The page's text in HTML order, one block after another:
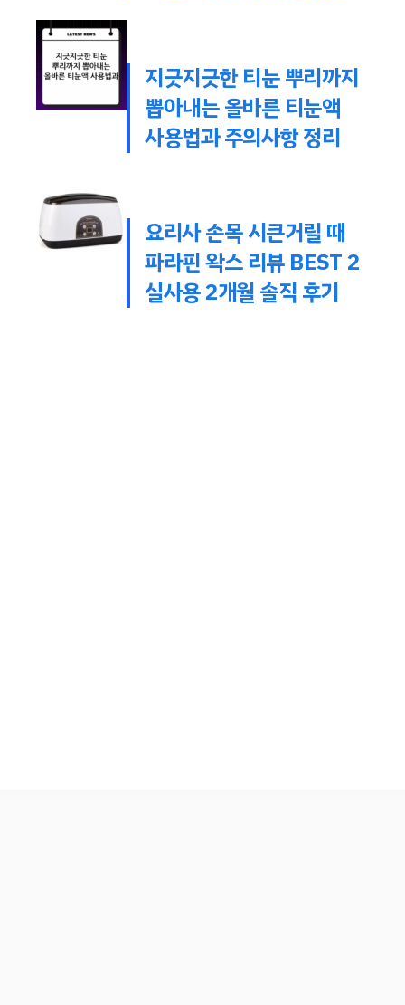
지긋지긋한 티눈 뿌리까지
뽑아내는 올바른 티눈액
사용법과 주의사항 정리
요리사 손목 시큰거릴 때
파라핀 왁스 리뷰 BEST 2
실사용 2개월 솔직 후기